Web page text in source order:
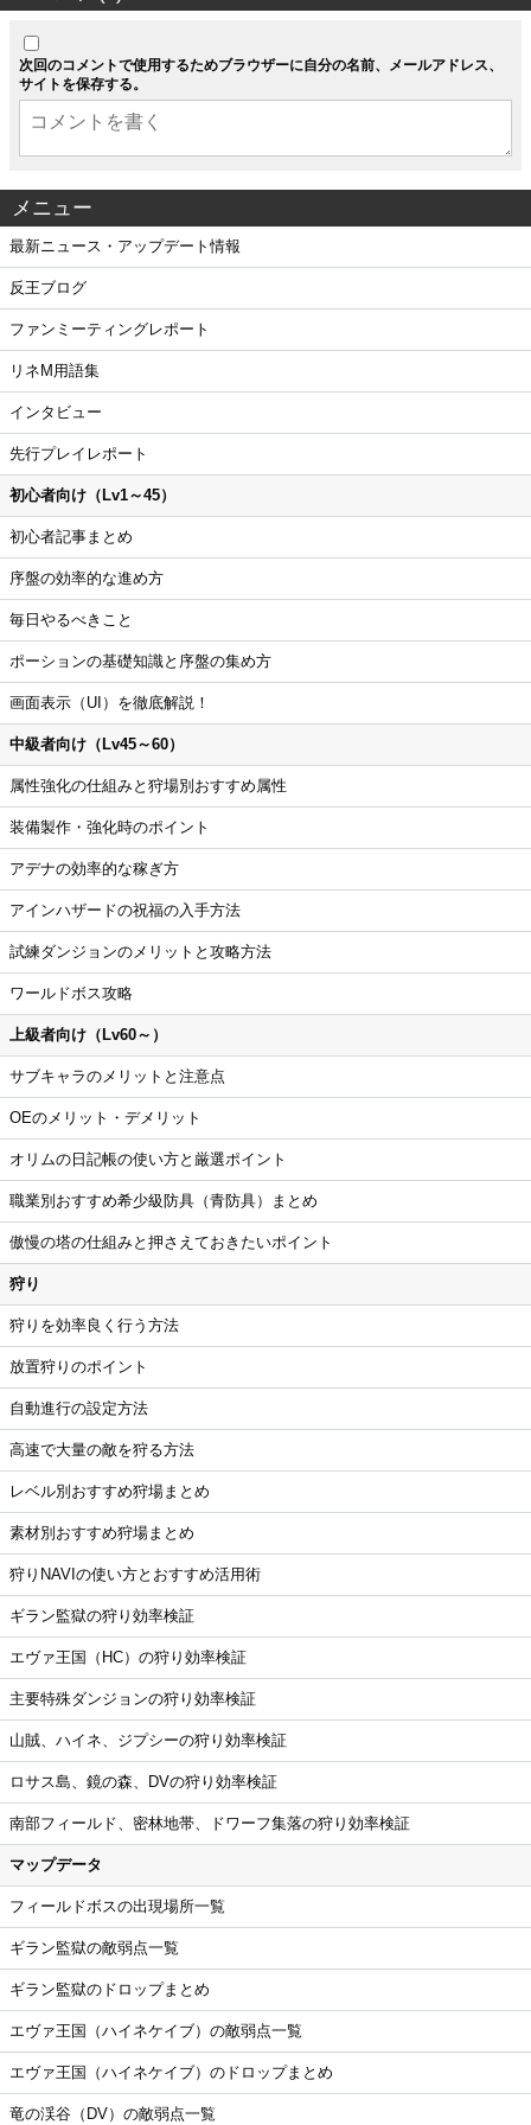
次回のコメントで使用するためブラウザーに自分の名前、メールアドレス、
サイトを保存する。
メニュー
最新ニュース・アップデート情報
反王ブログ
ファンミーティングレポート
リネM用語集
インタビュー
先行プレイレポート
初心者向け（Lv1～45）
初心者記事まとめ
序盤の効率的な進め方
毎日やるべきこと
ポーションの基礎知識と序盤の集め方
画面表示（UI）を徹底解説！
中級者向け（Lv45～60）
属性強化の仕組みと狩場別おすすめ属性
装備製作・強化時のポイント
アデナの効率的な稼ぎ方
アインハザードの祝福の入手方法
試練ダンジョンのメリットと攻略方法
ワールドボス攻略
上級者向け（Lv60～）
サブキャラのメリットと注意点
OEのメリット・デメリット
オリムの日記帳の使い方と厳選ポイント
職業別おすすめ希少級防具（青防具）まとめ
傲慢の塔の仕組みと押さえておきたいポイント
狩り
狩りを効率良く行う方法
放置狩りのポイント
自動進行の設定方法
高速で大量の敵を狩る方法
レベル別おすすめ狩場まとめ
素材別おすすめ狩場まとめ
狩りNAVIの使い方とおすすめ活用術
ギラン監獄の狩り効率検証
エヴァ王国（HC）の狩り効率検証
主要特殊ダンジョンの狩り効率検証
山賊、ハイネ、ジプシーの狩り効率検証
ロサス島、鏡の森、DVの狩り効率検証
南部フィールド、密林地帯、ドワーフ集落の狩り効率検証
マップデータ
フィールドボスの出現場所一覧
ギラン監獄の敵弱点一覧
ギラン監獄のドロップまとめ
エヴァ王国（ハイネケイブ）の敵弱点一覧
エヴァ王国（ハイネケイブ）のドロップまとめ
竜の渓谷（DV）の敵弱点一覧